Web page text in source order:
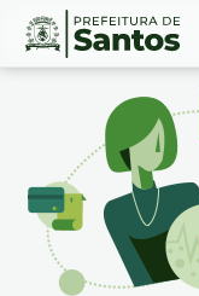
Ir
Conteúdo